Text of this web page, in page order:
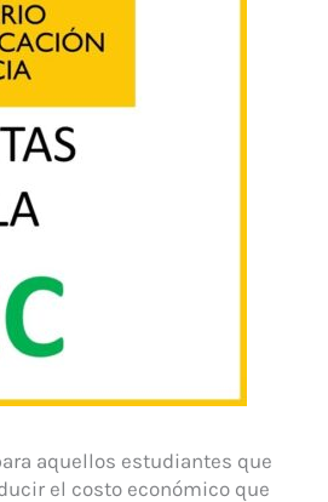
aquellos estudiantes que
el costo económico que